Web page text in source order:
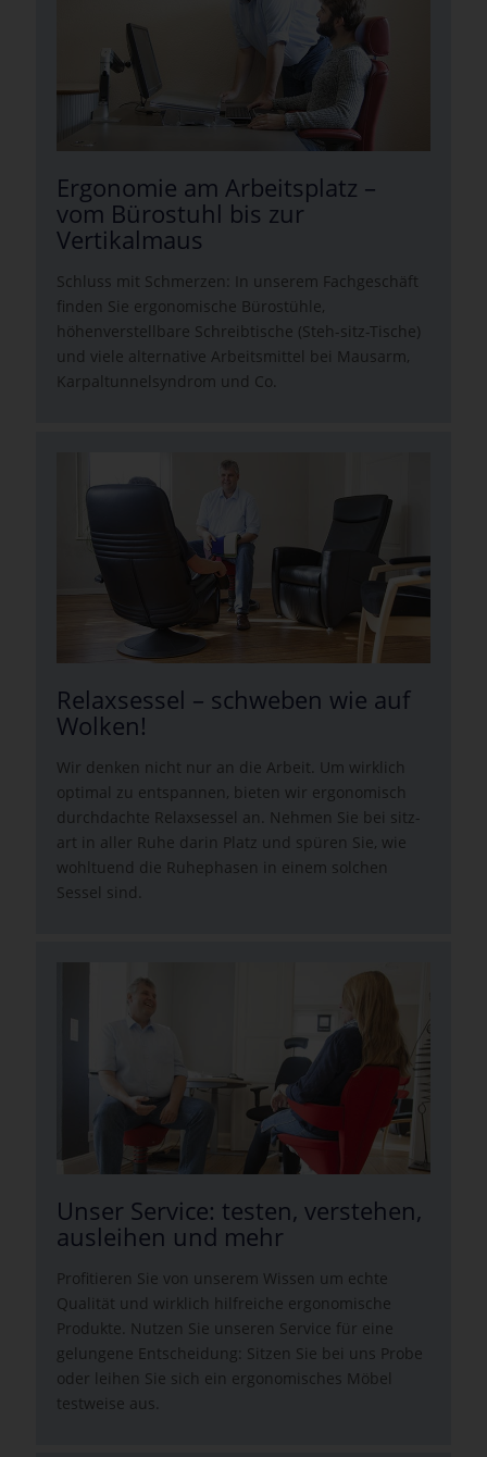
Ergonomie am Arbeitsplatz –
vom Bürostuhl bis zur
Vertikalmaus
Schluss mit Schmerzen: In unserem Fachgeschäft
finden Sie ergonomische Bürostühle,
höhenverstellbare Schreibtische (Steh-sitz-Tische)
und viele alternative Arbeitsmittel bei Mausarm,
Karpaltunnelsyndrom und Co.
Relaxsessel – schweben wie auf
Wolken!
Wir denken nicht nur an die Arbeit. Um wirklich
optimal zu entspannen, bieten wir ergonomisch
durchdachte Relaxsessel an. Nehmen Sie bei sitz-
art in aller Ruhe darin Platz und spüren Sie, wie
wohltuend die Ruhephasen in einem solchen
Sessel sind.
Unser Service: testen, verstehen,
ausleihen und mehr
Profitieren Sie von unserem Wissen um echte
Qualität und wirklich hilfreiche ergonomische
Produkte. Nutzen Sie unseren Service für eine
gelungene Entscheidung: Sitzen Sie bei uns Probe
oder leihen Sie sich ein ergonomisches Möbel
testweise aus.